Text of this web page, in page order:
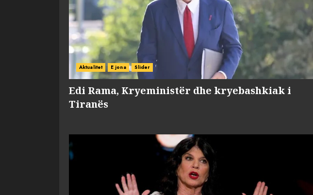
Aktualitet E jona Slider
Edi Rama, Kryeministër dhe kryebashkiak i
Tiranës